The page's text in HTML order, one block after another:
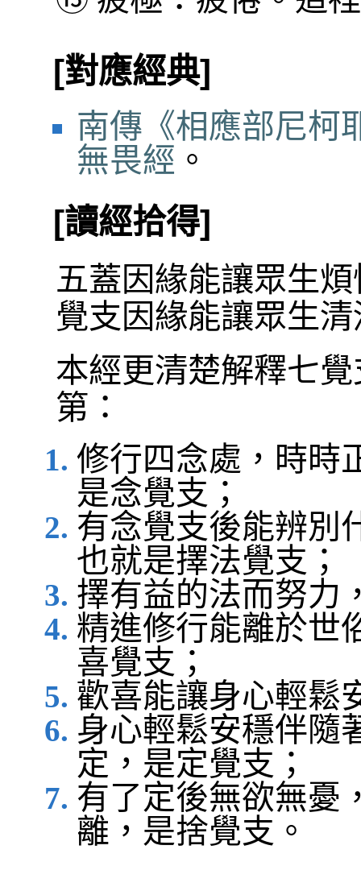
[對應經典]
南傳《相應部尼柯
無畏經 。
[讀經拾得]
五蓋因緣能讓眾生
覺支因緣能讓眾生
本經更清楚解釋七
第：
修行四念處，時時
是念覺支；
有念覺支後能辨別
也就是擇法覺支；
擇有益的法而努力
精進修行能離於世
喜覺支；
歡喜能讓身心輕鬆
身心輕鬆安穩伴隨
定，是定覺支；
有了定後無欲無憂
離，是捨覺支。